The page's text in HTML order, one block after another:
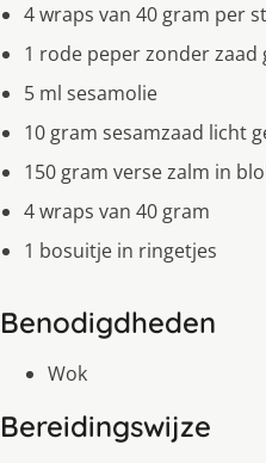
4 wraps van 40 gram per
1 rode peper zonder zaad
5 ml sesamolie
10 gram sesamzaad licht
150 gram verse zalm in
4 wraps van 40 gram
1 bosuitje in ringetjes
Benodigdheden
Wok
Bereidingswijze